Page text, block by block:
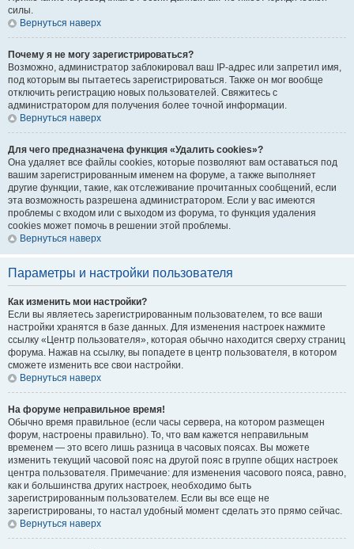
силы.
Вернуться наверх
Почему я не могу зарегистрироваться?
Возможно, администратор заблокировал ваш IP-адрес или запретил имя,
под которым вы пытаетесь зарегистрироваться. Также он мог вообще
отключить регистрацию новых пользователей. Свяжитесь с
администратором для получения более точной информации.
Вернуться наверх
Для чего предназначена функция «Удалить cookies»?
Она удаляет все файлы cookies, которые позволяют вам оставаться под
вашим зарегистрированным именем на форуме, а также выполняет
другие функции, такие, как отслеживание прочитанных сообщений, если
эта возможность разрешена администратором. Если у вас имеются
проблемы с входом или с выходом из форума, то функция удаления
cookies может помочь в решении этой проблемы.
Вернуться наверх
Параметры и настройки пользователя
Как изменить мои настройки?
Если вы являетесь зарегистрированным пользователем, то все ваши
настройки хранятся в базе данных. Для изменения настроек нажмите
ссылку «Центр пользователя», которая обычно находится сверху страниц
форума. Нажав на ссылку, вы попадете в центр пользователя, в котором
сможете изменить все свои настройки.
Вернуться наверх
На форуме неправильное время!
Обычно время правильное (если часы сервера, на котором размещен
форум, настроены правильно). То, что вам кажется неправильным
временем — это всего лишь разница в часовых поясах. Вы можете
изменить текущий часовой пояс на другой пояс в группе общих настроек
центра пользователя. Примечание: для изменения часового пояса, равно,
как и большинства других настроек, необходимо быть
зарегистрированным пользователем. Если вы все еще не
зарегистрированы, то настал удобный момент сделать это прямо сейчас.
Вернуться наверх